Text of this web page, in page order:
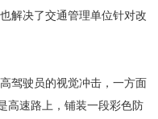
解决了交通管理单位针对改
驾驶员的视觉冲击，一方面
高速路上，铺装一段彩色防